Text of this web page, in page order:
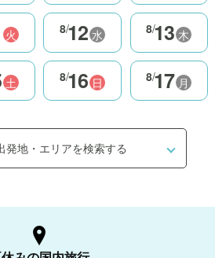
火 8/12 水 8/13 木
土 8/16 日 8/17 月
発地・エリアを検索する